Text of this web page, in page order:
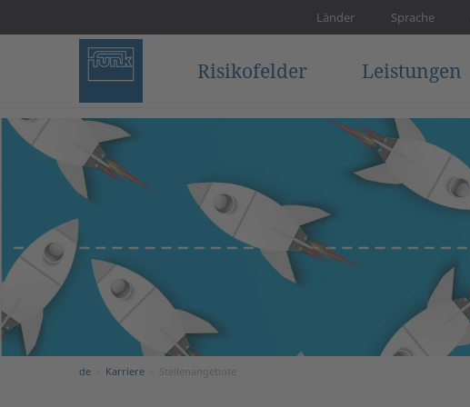
Länder Sprache
Risikofelder Leistungen
de Karriere Stellenangebote